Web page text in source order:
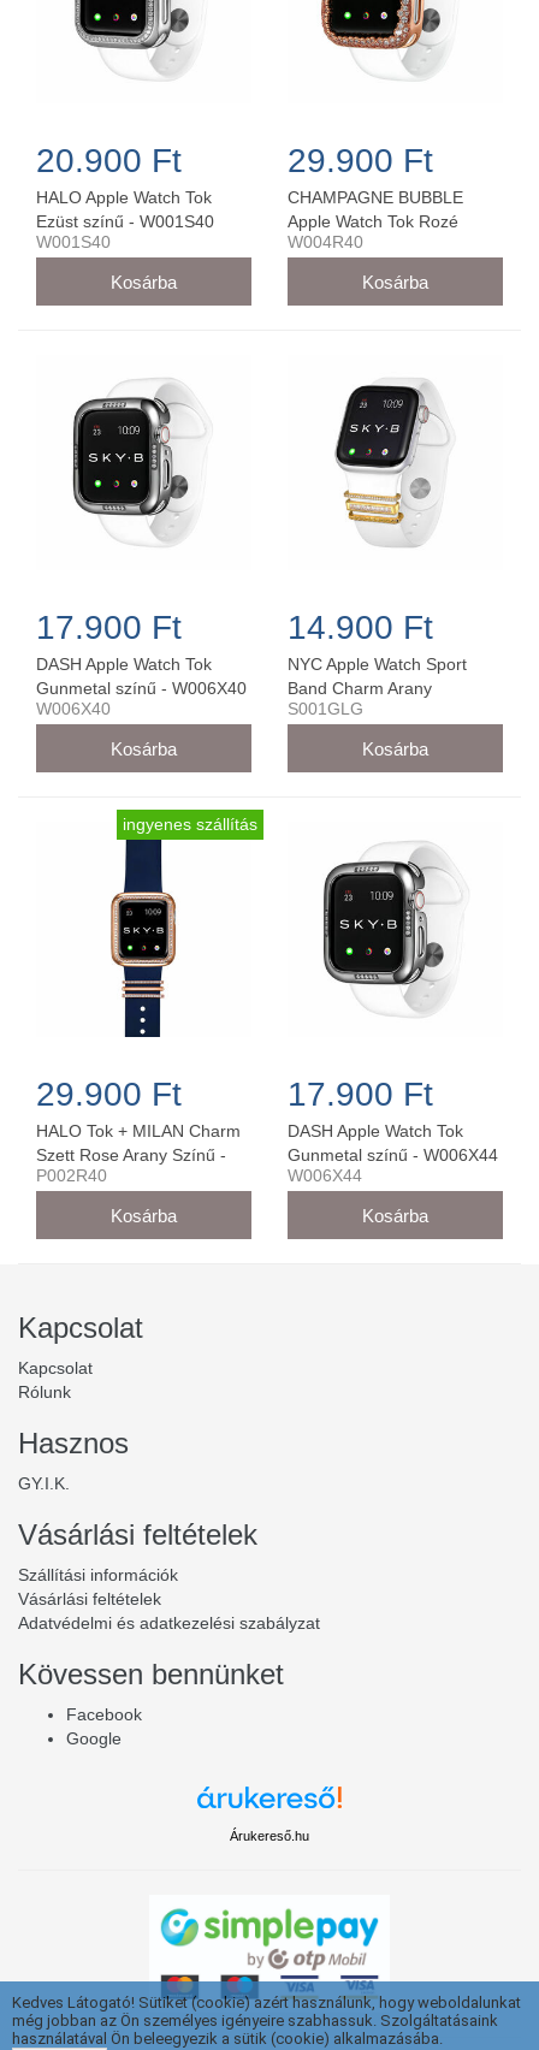
20.900 Ft
HALO Apple Watch Tok
Ezüst színű - W001S40
W001S40
29.900 Ft
CHAMPAGNE BUBBLE
Apple Watch Tok Rozé
Arany színű - W004R40
W004R40
17.900 Ft
DASH Apple Watch Tok
Gunmetal színű - W006X40
W006X40
14.900 Ft
NYC Apple Watch Sport
Band Charm Arany
42MM/44MM - S001GLG
S001GLG
ingyenes szállítás
29.900 Ft
HALO Tok + MILAN Charm
Szett Rose Arany Színű -
P002R40 (40 mm-es órára)
P002R40
17.900 Ft
DASH Apple Watch Tok
Gunmetal színű - W006X44
W006X44
Kapcsolat
Kapcsolat
Rólunk
Hasznos
GY.I.K.
Vásárlási feltételek
Szállítási információk
Vásárlási feltételek
Adatvédelmi és adatkezelési szabályzat
Kövessen bennünket
Facebook
Google
Árukereső.hu
Kedves Látogató! Sütiket (cookie) azért használunk, hogy weboldalunkat
még jobban az Ön személyes igényeire szabhassuk. Szolgáltatásaink
használatával Ön beleegyezik a sütik (cookie) alkalmazásába.